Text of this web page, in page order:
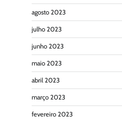
agosto 2023
julho 2023
junho 2023
maio 2023
abril 2023
março 2023
fevereiro 2023